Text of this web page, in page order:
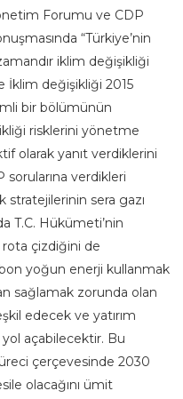
Forumu ve CDP
“Türkiye’nin
iklim değişikliği
İklim değişikliği 2015
bir bölümünün
risklerini yönetme
olarak yanıt verdiklerini
sorularına verdikleri
stratejilerinin sera gazı
T.C. Hükümeti’nin
çizdiğini de
yoğun enerji kullanmak
sağlamak zorunda olan
edecek ve yatırım
yol açabilecektir. Bu
çerçevesinde 2030
olacağını ümit